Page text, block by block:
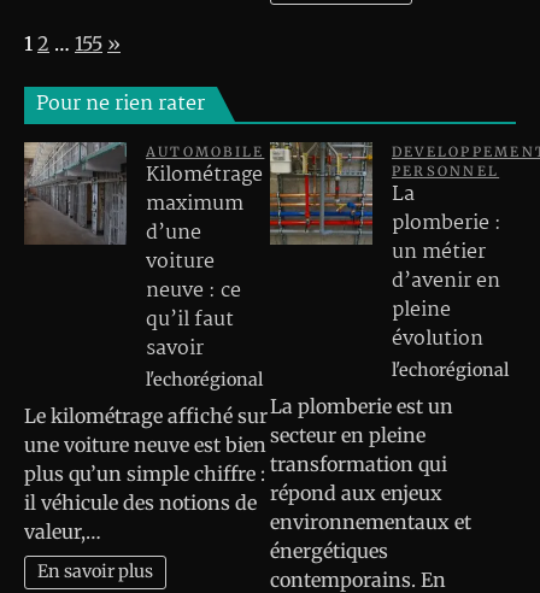
Page:
1 2 … 155 Next
»
Pour ne rien rater
AUTOMOBILE
Kilométrage
maximum
d’une
voiture
neuve : ce
qu’il faut
savoir
l'echorégional
Le kilométrage affiché sur
une voiture neuve est bien
plus qu’un simple chiffre :
il véhicule des notions de
valeur,…
En savoir plus
PERSONNEL
La
plomberie :
un métier
d’avenir en
pleine
évolution
l'echorégional
La plomberie est un
secteur en pleine
transformation qui
répond aux enjeux
environnementaux et
énergétiques
contemporains. En